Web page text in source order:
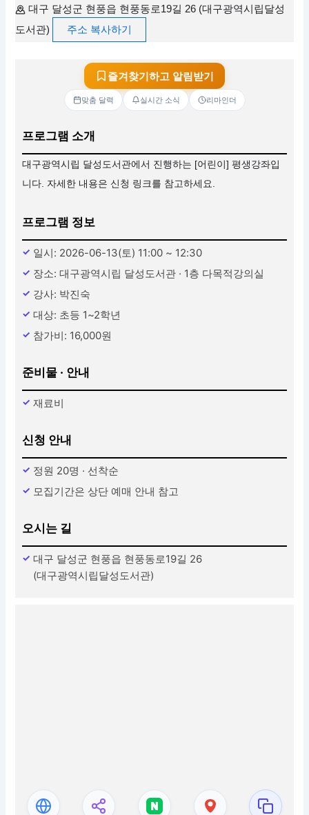
대구 달성군 현풍읍 현풍동로19길 26 (대구광역시립달성
도서관)
주소 복사하기
즐겨찾기하고 알림받기
맞춤 달력 실시간 소식 리마인더
프로그램 소개
대구광역시립 달성도서관에서 진행하는 [어린이] 평생강좌입
니다. 자세한 내용은 신청 링크를 참고하세요.
프로그램 정보
일시: 2026-06-13(토) 11:00 ~ 12:30
장소: 대구광역시립 달성도서관 · 1층 다목적강의실
강사: 박진숙
대상: 초등 1~2학년
참가비: 16,000원
준비물 · 안내
재료비
신청 안내
정원 20명 · 선착순
모집기간은 상단 예매 안내 참고
오시는 길
대구 달성군 현풍읍 현풍동로19길 26
(대구광역시립달성도서관)